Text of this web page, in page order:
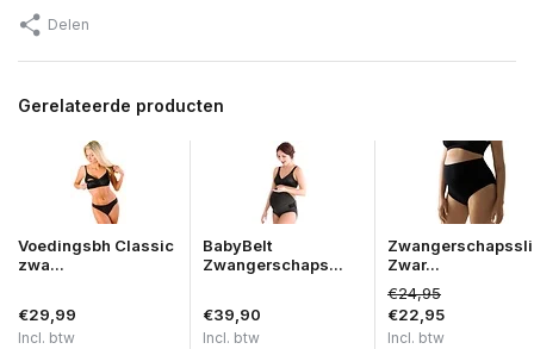
Delen
Gerelateerde producten
Voedingsbh Classic
zwa...
€29,99
Incl. btw
BabyBelt
Zwangerschaps...
€39,90
Incl. btw
Zwar...
€24,95
€22,95
Incl. btw